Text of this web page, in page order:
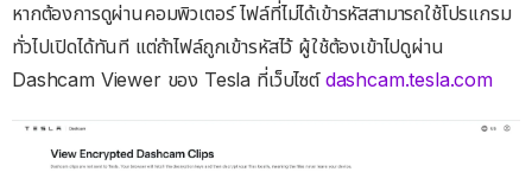
หากต้องการดูผ่านคอมพิวเตอร์ ไฟล์ที่ไม่ได้เข้ารหัสสามารถใช้โปรแกรม
ทั่วไปเปิดได้ทันที แต่ถ้าไฟล์ถูกเข้ารหัสไว้ ผู้ใช้ต้องเข้าไปดูผ่าน
Dashcam Viewer ของ Tesla ที่เว็บไซต์ dashcam.tesla.com